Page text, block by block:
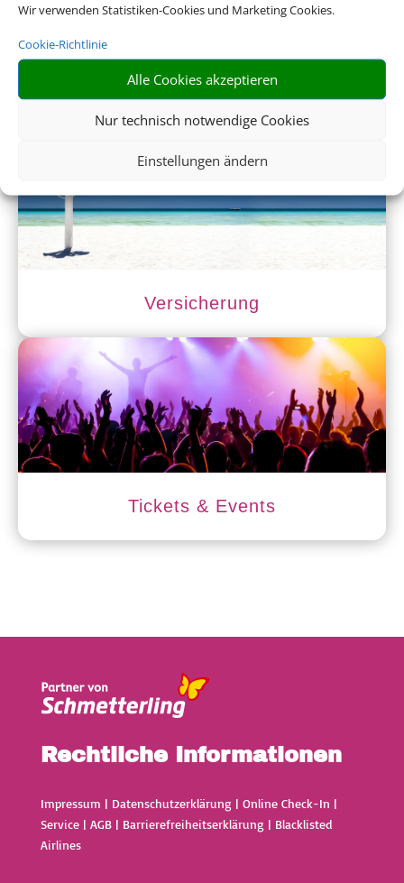
Wir verwenden Statistiken-Cookies und Marketing Cookies.
Cookie-Richtlinie
Alle Cookies akzeptieren
Nur technisch notwendige Cookies
Einstellungen ändern
Mietwagen
Versicherung
Tickets & Events
Rechtliche Informationen
Impressum | Datenschutzerklärung | Online Check-In |
Service| AGB| Barrierefreiheitserklärung | Blacklisted
Airlines